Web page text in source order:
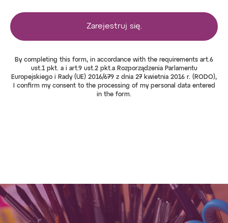
Zarejestruj się.
By completing this form, in accordance with the requirements art.6
ust.1 pkt. a i art.9 ust.2 pkt.a Rozporządzenia Parlamentu
Europejskiego i Rady (UE) 2016/679 z dnia 27 kwietnia 2016 r. (RODO),
I confirm my consent to the processing of my personal data entered
in the form.